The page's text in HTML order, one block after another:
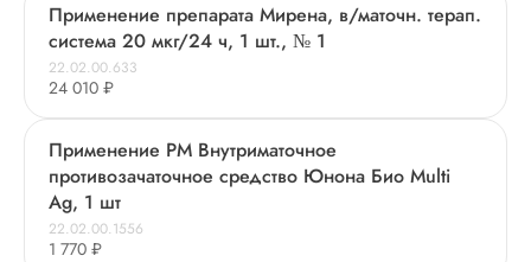
Применение препарата Мирена, в/маточн. терап.
система 20 мкг/24 ч, 1 шт., № 1
22.02.00.633
24 010 ₽
Применение РМ Внутриматочное
противозачаточное средство Юнона Био Multi
Ag, 1 шт
22.02.00.1556
1 770 ₽